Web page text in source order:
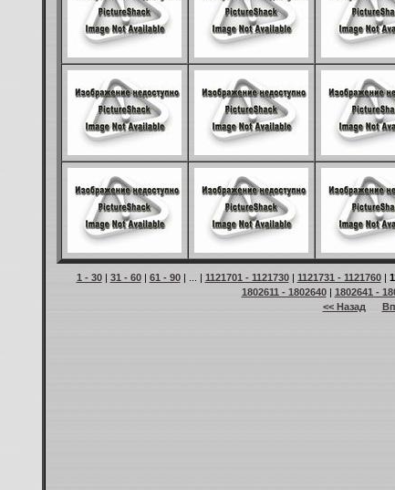
1 - 30| 31 - 60| 61 - 90| ... | 1121701 - 1121730| 1121731 - 1121760|
1802611 - 1802640| 1802641 -
<< Назад